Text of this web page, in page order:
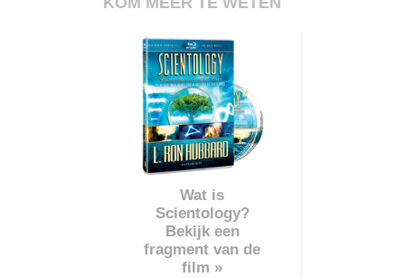
Wat is
Scientology?
Bekijk een
fragment van de
film »